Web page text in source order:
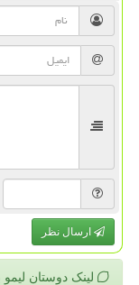
ارسال نظر
لینک دوستان لیمو